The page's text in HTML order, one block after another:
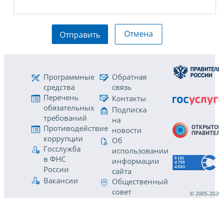
Отправить Отмена
Программные
средства
Перечень
обязательных
требований
Противодействие
коррупции
Госслужба
в ФНС
России
Вакансии
Обратная
связь
Контакты
Подписка
на
новости
Об
использовании
информации
сайта
Общественный
совет
© 2005-